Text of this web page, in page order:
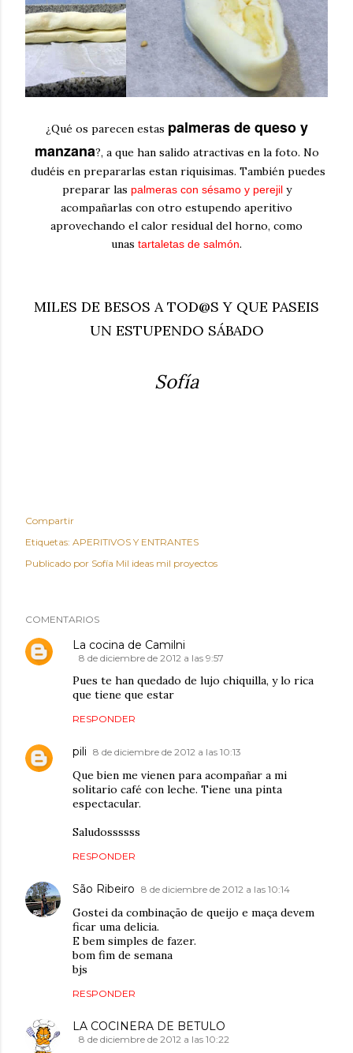
¿Qué os parecen estas palmeras de queso y
manzana?, a que han salido atractivas en la foto. No
dudéis en prepararlas estan riquisimas. También puedes
preparar las palmeras con sésamo y perejily
acompañarlas con otro estupendo aperitivo
aprovechando el calor residual del horno, como
unas tartaletas de salmón.
MILES DE BESOS A TOD@S Y QUE PASEIS
UN ESTUPENDO SÁBADO
Sofía
Compartir
Etiquetas: APERITIVOS Y ENTRANTES
Publicado por Sofía Mil ideas mil proyectos
COMENTARIOS
La cocina de Camilni
8 de diciembre de 2012 a las 9:57
Pues te han quedado de lujo chiquilla, y lo rica
que tiene que estar
RESPONDER
pili 8 de diciembre de 2012 a las 10:13
Que bien me vienen para acompañar a mi
solitario café con leche. Tiene una pinta
espectacular.
Saludossssss
RESPONDER
São Ribeiro 8 de diciembre de 2012 a las 10:14
Gostei da combinação de queijo e maça devem
ficar uma delicia.
E bem simples de fazer.
bom fim de semana
bjs
RESPONDER
LA COCINERA DE BETULO
8 de diciembre de 2012 a las 10:22